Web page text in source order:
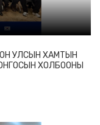
УЛСЫН ХАМТЫН
ХОЛБООНЫ